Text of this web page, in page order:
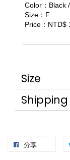
Color：Black
Size：F
Price：NTD$
Size
分享